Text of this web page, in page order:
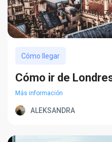
Cómo llegar
Cómo ir de
Más información
ALEKSANDRA